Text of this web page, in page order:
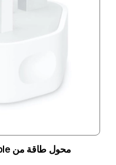
محول طاقة من Apple بقدرة 12 واط USB UK